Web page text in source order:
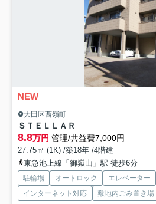
NEW
大田区西嶺町
ＳＴＥＬＬＡＲ
8.8万円 管理/共益費7,000円
27.75㎡ (1K) /築18年 /4階建
東急池上線「御嶽山」駅 徒歩6分
駐輪場 オートロック エレベーター
インターネット対応
敷地内ごみ置き場